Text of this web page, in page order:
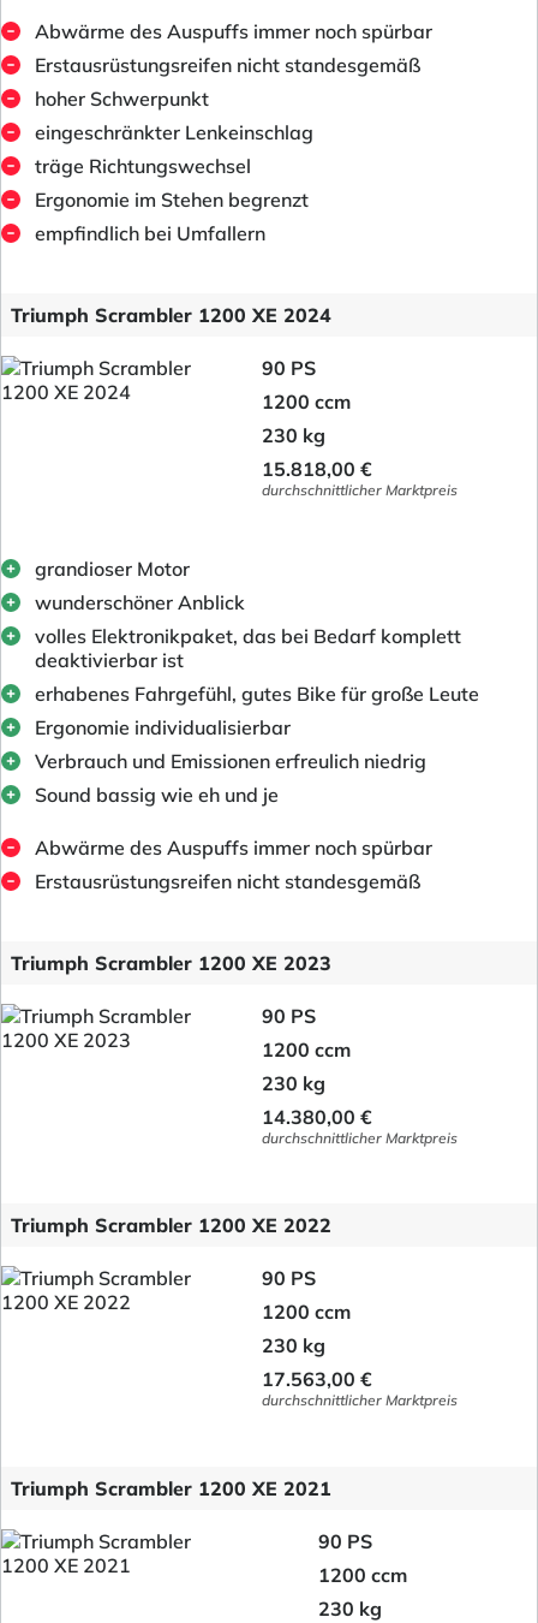
Abwärme des Auspuffs immer noch spürbar
Erstausrüstungsreifen nicht standesgemäß
hoher Schwerpunkt
eingeschränkter Lenkeinschlag
träge Richtungswechsel
Ergonomie im Stehen begrenzt
empfindlich bei Umfallern
Triumph Scrambler 1200 XE 2024
90 PS
1200 ccm
230 kg
15.818,00 €
durchschnittlicher Marktpreis
grandioser Motor
wunderschöner Anblick
volles Elektronikpaket, das bei Bedarf komplett
deaktivierbar ist
erhabenes Fahrgefühl, gutes Bike für große Leute
Ergonomie individualisierbar
Verbrauch und Emissionen erfreulich niedrig
Sound bassig wie eh und je
Abwärme des Auspuffs immer noch spürbar
Erstausrüstungsreifen nicht standesgemäß
Triumph Scrambler 1200 XE 2023
90 PS
1200 ccm
230 kg
14.380,00 €
durchschnittlicher Marktpreis
Triumph Scrambler 1200 XE 2022
90 PS
1200 ccm
230 kg
17.563,00 €
durchschnittlicher Marktpreis
Triumph Scrambler 1200 XE 2021
90 PS
1200 ccm
230 kg